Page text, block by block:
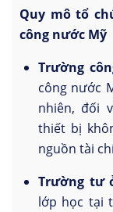
Quy mô tổ
công nước Mỹ
Trường
công nước
nhiên, đối
thiết bị
nguồn tài
Trường tư
lớp học tại